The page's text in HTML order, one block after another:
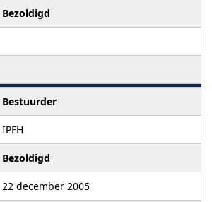
Bezoldigd
Bestuurder
IPFH
Bezoldigd
22 december 2005